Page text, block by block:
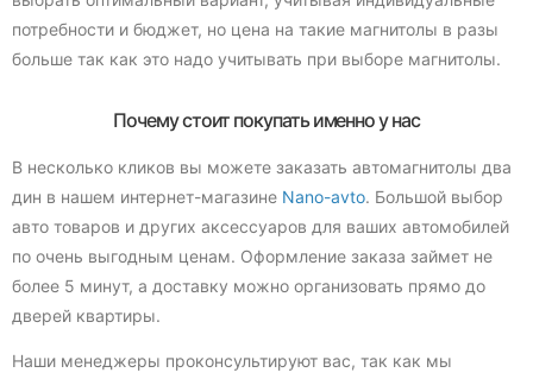
потребности и бюджет, но цена на такие магнитолы в разы
больше так как это надо учитывать при выборе магнитолы.
Почему стоит покупать именно у нас
В несколько кликов вы можете заказать автомагнитолы два
дин в нашем интернет-магазине Nano-avto. Большой выбор
авто товаров и других аксессуаров для ваших автомобилей
по очень выгодным ценам. Оформление заказа займет не
более 5 минут, а доставку можно организовать прямо до
дверей квартиры.
Наши менеджеры проконсультируют вас, так как мы